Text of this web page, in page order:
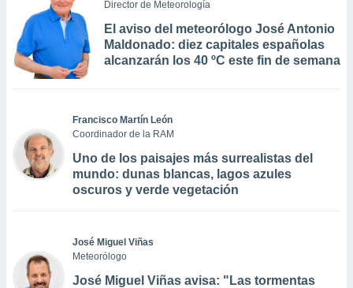
Director de Meteorología
El aviso del meteorólogo José Antonio
Maldonado: diez capitales españolas
alcanzarán los 40 ºC este fin de semana
Francisco Martín León
Coordinador de la RAM
Uno de los paisajes más surrealistas del
mundo: dunas blancas, lagos azules
oscuros y verde vegetación
José Miguel Viñas
Meteorólogo
José Miguel Viñas avisa: "Las tormentas